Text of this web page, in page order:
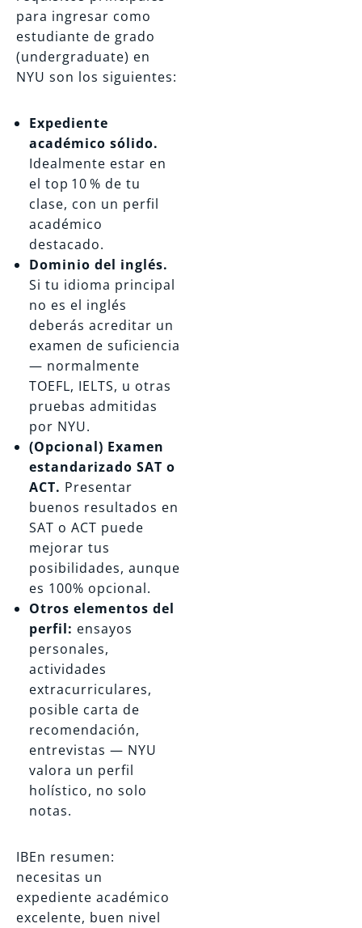
para ingresar como
estudiante de grado
(undergraduate) en
NYU son los siguientes:
Expediente
académico sólido.
Idealmente estar en
el top 10 % de tu
clase, con un perfil
académico
destacado.
Dominio del inglés.
Si tu idioma principal
no es el inglés
deberás acreditar un
examen de suficiencia
— normalmente
TOEFL, IELTS, u otras
pruebas admitidas
por NYU.
(Opcional) Examen
estandarizado SAT o
ACT. Presentar
buenos resultados en
SAT o ACT puede
mejorar tus
posibilidades, aunque
es 100% opcional.
Otros elementos del
perfil: ensayos
personales,
actividades
extracurriculares,
posible carta de
recomendación,
entrevistas — NYU
valora un perfil
holístico, no solo
notas.
IBEn resumen:
necesitas un
expediente académico
excelente, buen nivel